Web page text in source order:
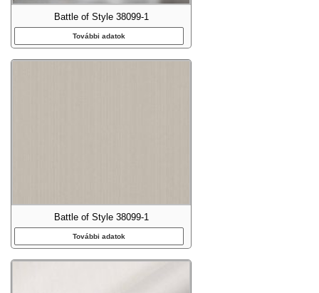
Battle of Style 38099-1
További adatok
Battle of Style 38099-1
További adatok